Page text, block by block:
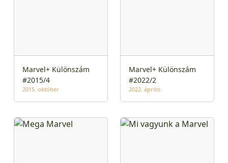
Marvel+ Különszám
#2015/4
2015. október
Marvel+ Különszám
#2022/2
2022. április